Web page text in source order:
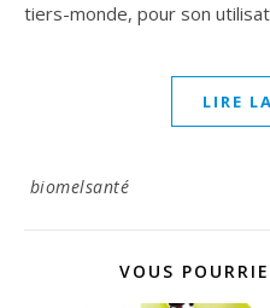
tiers-monde, pour son
LIRE
biomelsanté
VOUS